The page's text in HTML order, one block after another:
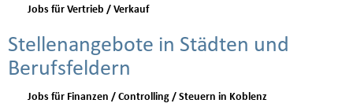
Jobs für Vertrieb / Verkauf
Stellenangebote in Städten und
Berufsfeldern
Jobs für Finanzen / Controlling / Steuern in Koblenz